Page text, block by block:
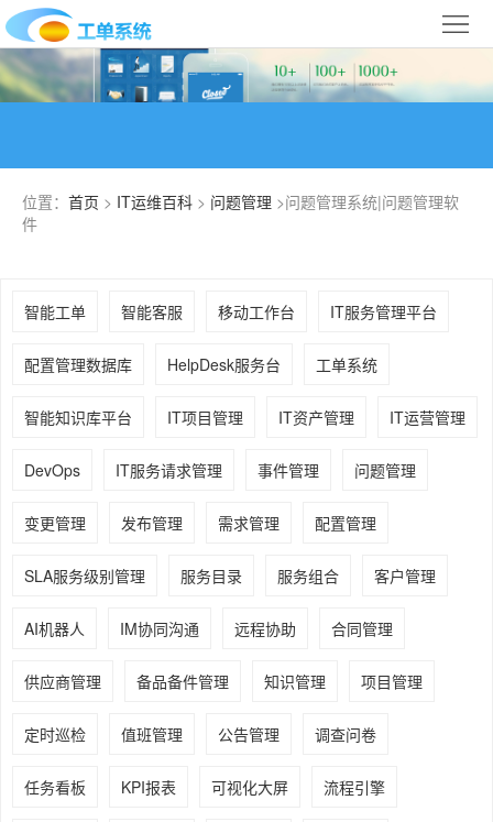
首
页
合
案
运
系
位置： 首页 > IT运维百科 > 问题管理 >问题管理系统|问题管理软
件
智能工单 智能客服 移动工作台 IT服务管理平台
配置管理数据库 HelpDesk服务台 工单系统
智能知识库平台 IT项目管理 IT资产管理 IT运营管理
DevOps IT服务请求管理 事件管理 问题管理
变更管理 发布管理 需求管理 配置管理
SLA服务级别管理 服务目录 服务组合 客户管理
AI机器人 IM协同沟通 远程协助 合同管理
供应商管理 备品备件管理 知识管理 项目管理
定时巡检 值班管理 公告管理 调查问卷
任务看板 KPI报表 可视化大屏 流程引擎